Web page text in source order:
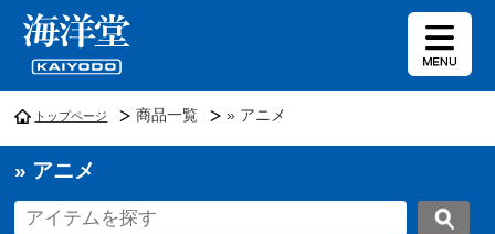
トップページ 商品一覧 » アニメ
» アニメ